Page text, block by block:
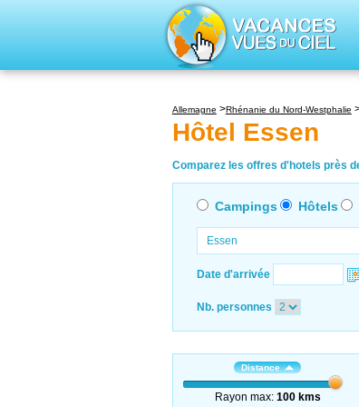
Allemagne Rhénanie du Nord-Westphalie
Hôtel Essen
Comparez les offres d'hotels près
Campings Hôtels
Date d'arrivée
Nb. personnes
Distance
Rayon max: 100 kms